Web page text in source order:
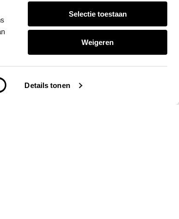
Details tonen
Selectie toestaan
Weigeren